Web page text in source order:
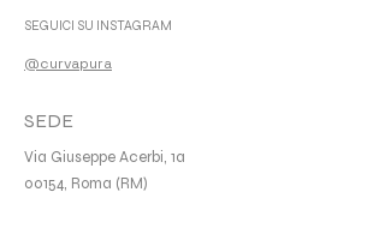
SEGUICI SU INSTAGRAM
@curvapura
SEDE
Via Giuseppe Acerbi, 1a
00154, Roma (RM)